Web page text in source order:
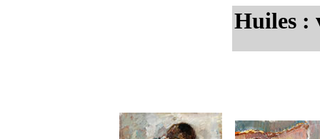
Huiles :